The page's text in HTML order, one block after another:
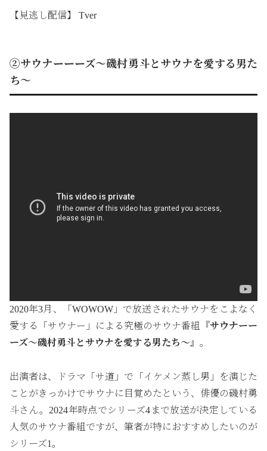
【見逃し配信】 Tver
②サウナーーーズ～磯村勇斗とサウナを愛する男た
ち～
2020年3月、「WOWOW」で放送されたサウナをこよなく
愛する「サウナー」による究極のサウナ番組
『サウナーー
ーズ～磯村勇斗とサウナを愛する男たち～』 。
出演者は、ドラマ「サ道」で「イケメン蒸し男」を演じた
ことがきっかけでサウナに目覚めたという、俳優の磯村勇
斗さん。2024年時点でシリーズ4まで放送が決定している
人気のサウナ番組ですが、筆者が特におすすめしたいのが
シリーズ1。